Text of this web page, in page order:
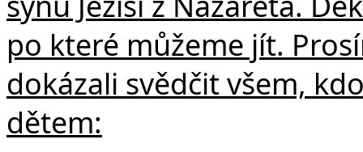
po které můžeme jít.
dokázali svědčit všem,
dětem: